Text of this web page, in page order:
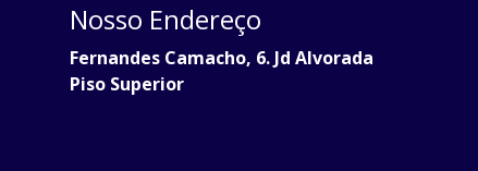
Nosso Endereço
Fernandes Camacho, 6. Jd Alvorada
Piso Superior